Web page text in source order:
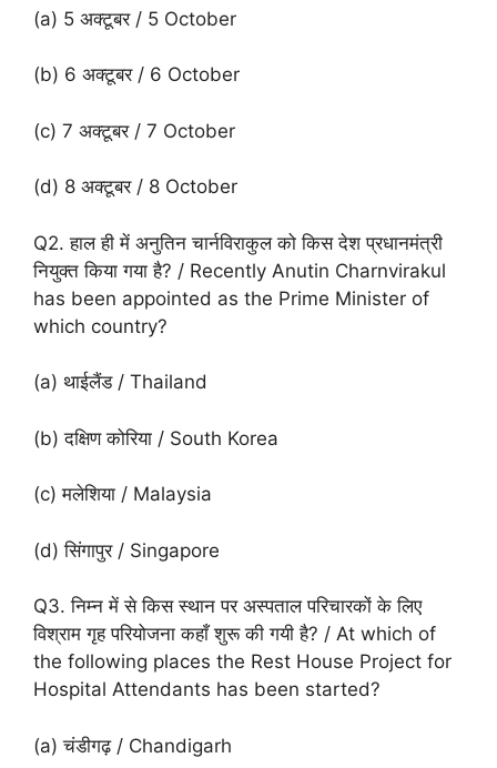
(a) 5 अक्टूबर / 5 October
(b) 6 अक्टूबर / 6 October
(c) 7 अक्टूबर / 7 October
(d) 8 अक्टूबर / 8 October
Q2. हाल ही में अनुतिन चार्नविराकुल को किस देश प्रधानमंत्री
नियुक्त किया गया है? / Recently Anutin Charnvirakul
has been appointed as the Prime Minister of
which country?
(a) थाईलैंड / Thailand
(b) दक्षिण कोरिया / South Korea
(c) मलेशिया / Malaysia
(d) सिंगापुर / Singapore
Q3. निम्न में से किस स्थान पर अस्पताल परिचारकों के लिए
विश्राम गृह परियोजना कहाँ शुरू की गयी है? / At which of
the following places the Rest House Project for
Hospital Attendants has been started?
(a) चंडीगढ़ / Chandigarh